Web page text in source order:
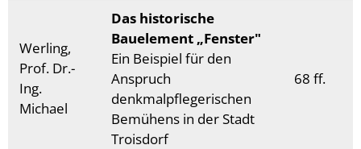
Werling,
Prof. Dr.-
Ing.
Michael
Das historische
Bauelement „Fenster"
Ein Beispiel für den
Anspruch
denkmalpflegerischen
Bemühens in der Stadt
Troisdorf
68 ff.